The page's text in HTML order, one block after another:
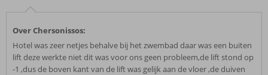
Over Chersonissos:
Hotel was zeer netjes behalve bij het zwembad daar was een buiten
lift deze werkte niet dit was voor ons geen probleem,de lift stond op
-1 ,dus de boven kant van de lift was gelijk aan de vloer ,de duiven